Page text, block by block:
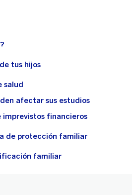
tus hijos
salud
afectar sus estudios
imprevistos financieros
de protección familiar
familiar